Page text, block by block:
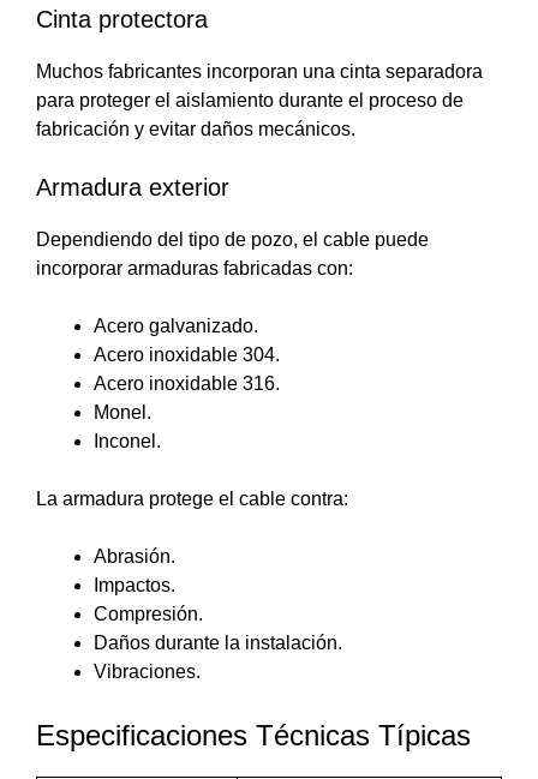
Cinta protectora
Muchos fabricantes incorporan una cinta separadora
para proteger el aislamiento durante el proceso de
fabricación y evitar daños mecánicos.
Armadura exterior
Dependiendo del tipo de pozo, el cable puede
incorporar armaduras fabricadas con:
Acero galvanizado.
Acero inoxidable 304.
Acero inoxidable 316.
Monel.
Inconel.
La armadura protege el cable contra:
Abrasión.
Impactos.
Compresión.
Daños durante la instalación.
Vibraciones.
Especificaciones Técnicas Típicas